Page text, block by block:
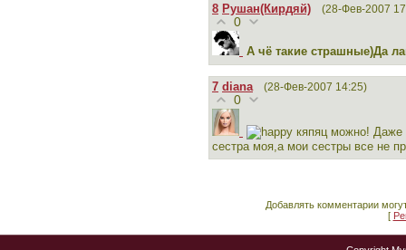
8 Рушан(Кирдяй) (28-Фев-2007
0
А чё такие страшные)Да
7 diana (28-Фев-2007 14:25)
0
кяпяц можно! Даже
сестра моя,а мои сестры все не
Добавлять комментарии
[